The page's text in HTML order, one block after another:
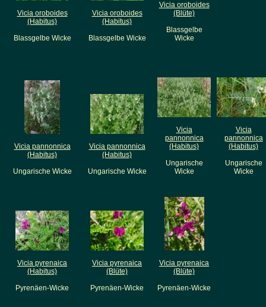
Vicia oroboides
(Habitus)
Blassgelbe Wicke
Vicia oroboides
(Habitus)
Blassgelbe Wicke
Vicia oroboides
(Blüte)
Blassgelbe
Wicke
Vicia pannonnica
(Habitus)
Ungarische Wicke
Vicia pannonnica
(Habitus)
Ungarische Wicke
Vicia
pannonnica
(Habitus)
Ungarische
Wicke
Vicia
pannonnica
(Habitus)
Ungarische
Wicke
Vicia pyrenaica
(Habitus)
Pyrenäen-Wicke
Vicia pyrenaica
(Blüte)
Pyrenäen-Wicke
Vicia pyrenaica
(Blüte)
Pyrenäen-Wicke